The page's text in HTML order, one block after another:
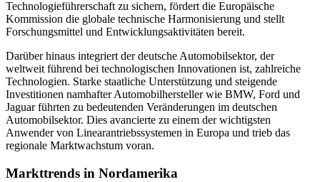
Technologieführerschaft zu sichern, fördert die Europäische
Kommission die globale technische Harmonisierung und stellt
Forschungsmittel und Entwicklungsaktivitäten bereit.
Darüber hinaus integriert der deutsche Automobilsektor, der
weltweit führend bei technologischen Innovationen ist, zahlreiche
Technologien. Starke staatliche Unterstützung und steigende
Investitionen namhafter Automobilhersteller wie BMW, Ford und
Jaguar führten zu bedeutenden Veränderungen im deutschen
Automobilsektor. Dies avancierte zu einem der wichtigsten
Anwender von Linearantriebssystemen in Europa und trieb das
regionale Marktwachstum voran.
Markttrends in Nordamerika